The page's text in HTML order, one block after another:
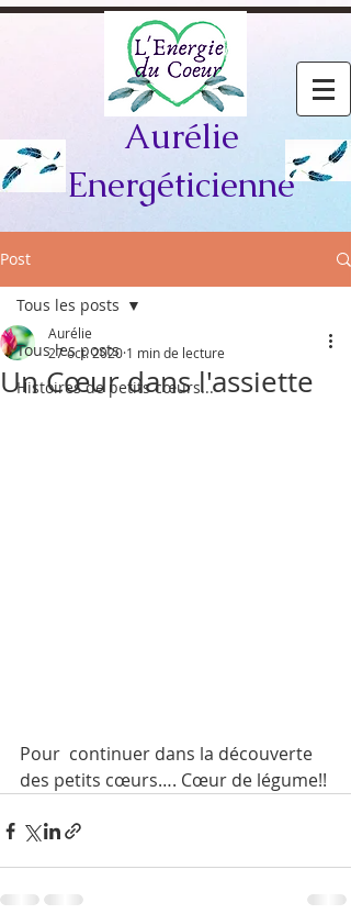
Aurélie
Energéticienne
Post
Tous les posts
Histoires de petits cœurs...
Tous les posts
Un Cœur dans l'assiette
Aurélie
27 oct. 2020 1 min de lecture
Pour  continuer dans la découverte
des petits cœurs…. Cœur de légume!!